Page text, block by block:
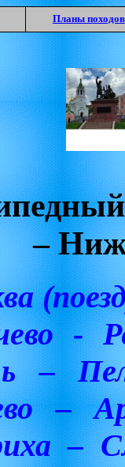
Планы походов
–
-
–
–
–